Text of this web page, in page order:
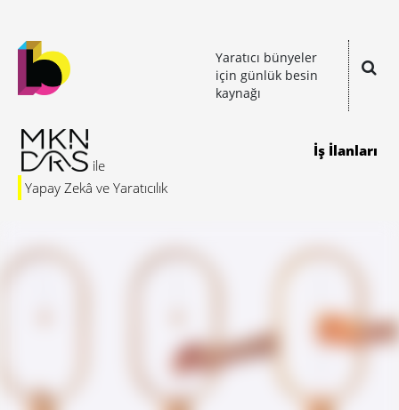
Yaratıcı bünyeler
için günlük besin
kaynağı
Yapay Zekâ ve Yaratıcılık
İş İlanları